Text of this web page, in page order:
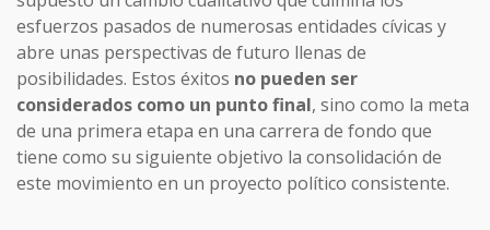
esfuerzos pasados de numerosas entidades cívicas y
abre unas perspectivas de futuro llenas de
posibilidades. Estos éxitos no pueden ser
considerados como un punto final, sino como la meta
de una primera etapa en una carrera de fondo que
tiene como su siguiente objetivo la consolidación de
este movimiento en un proyecto político consistente.